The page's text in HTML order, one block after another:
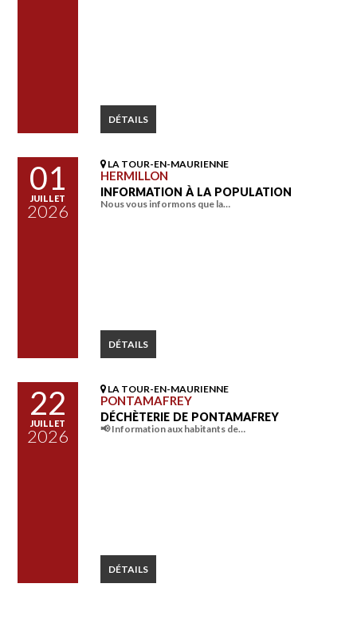
DÉTAILS
01
JUILLET
2026
LA TOUR-EN-MAURIENNE
HERMILLON
INFORMATION À LA POPULATION
Nous vous informons que la…
DÉTAILS
22
JUILLET
2026
LA TOUR-EN-MAURIENNE
PONTAMAFREY
DÉCHÈTERIE DE PONTAMAFREY
📢 Information aux habitants de…
DÉTAILS